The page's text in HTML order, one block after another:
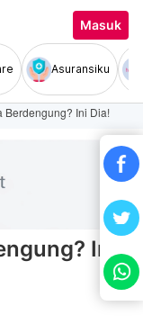
Masuk
Asuransiku
Berdengung? Ini Dia!
Ini